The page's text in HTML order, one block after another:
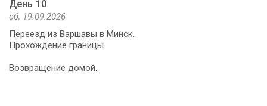
День 10
сб, 19.09.2026
Переезд из Варшавы в Минск.
Прохождение границы.
Возвращение домой.